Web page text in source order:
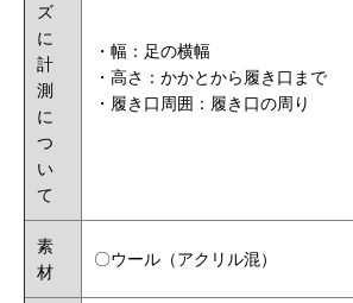
ズ
に
計
測
に
つ
い
て
・幅：足の横幅
・高さ：かかとから履き口まで
・履き口 周囲 ：履き口の周り
素
材
〇ウール（アクリル混）